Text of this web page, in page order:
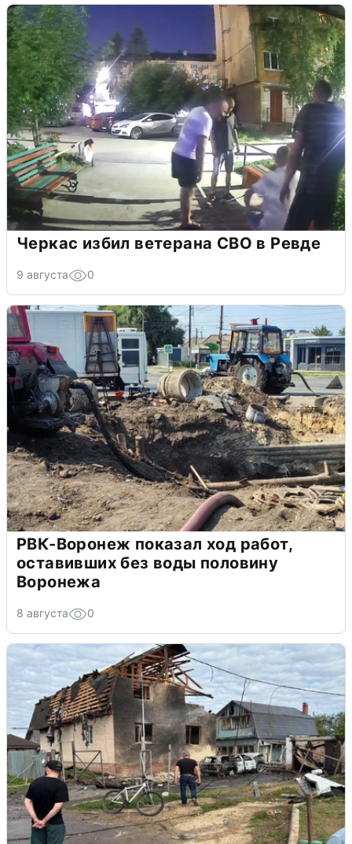
Черкас избил ветерана СВО в Ревде
9 августа 0
РВК-Воронеж показал ход работ,
оставивших без воды половину
Воронежа
8 августа 0